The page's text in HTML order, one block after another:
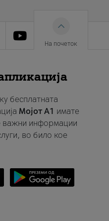
На почеток
бесплатната
Мојот A1 имате
важни информации
во било кое